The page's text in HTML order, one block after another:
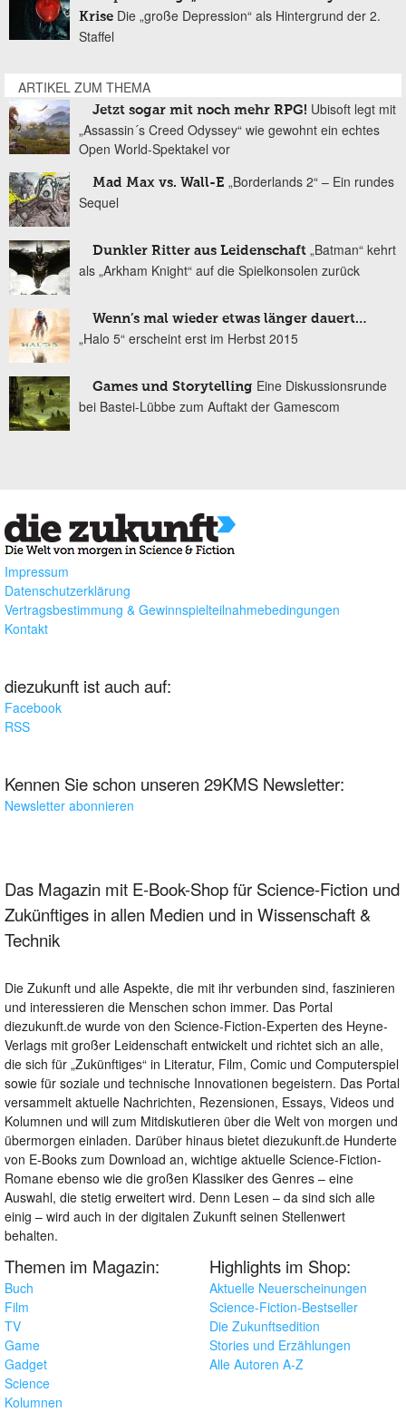
Krise Die „große Depression“ als Hintergrund der 2.
Staffel
ARTIKEL ZUM THEMA
Jetzt sogar mit noch mehr RPG! Ubisoft legt mit
„Assassin´s Creed Odyssey“ wie gewohnt ein echtes
Open World-Spektakel vor
Mad Max vs. Wall-E „Borderlands 2“ – Ein rundes
Sequel
Dunkler Ritter aus Leidenschaft „Batman“ kehrt
als „Arkham Knight“ auf die Spielkonsolen zurück
Wenn’s mal wieder etwas länger dauert…
„Halo 5“ erscheint erst im Herbst 2015
Games und Storytelling Eine Diskussionsrunde
bei Bastei-Lübbe zum Auftakt der Gamescom
Impressum
Datenschutzerklärung
Vertragsbestimmung & Gewinnspielteilnahmebedingungen
Kontakt
diezukunft ist auch auf:
Facebook
RSS
Kennen Sie schon unseren 29KMS Newsletter:
Newsletter abonnieren
Das Magazin mit E-Book-Shop für Science-Fiction und
Zukünftiges in allen Medien und in Wissenschaft &
Technik
Die Zukunft und alle Aspekte, die mit ihr verbunden sind, faszinieren
und interessieren die Menschen schon immer. Das Portal
diezukunft.de wurde von den Science-Fiction-Experten des Heyne-
Verlags mit großer Leidenschaft entwickelt und richtet sich an alle,
die sich für „Zukünftiges“ in Literatur, Film, Comic und Computerspiel
sowie für soziale und technische Innovationen begeistern. Das Portal
versammelt aktuelle Nachrichten, Rezensionen, Essays, Videos und
Kolumnen und will zum Mitdiskutieren über die Welt von morgen und
übermorgen einladen. Darüber hinaus bietet diezukunft.de Hunderte
von E-Books zum Download an, wichtige aktuelle Science-Fiction-
Romane ebenso wie die großen Klassiker des Genres – eine
Auswahl, die stetig erweitert wird. Denn Lesen – da sind sich alle
einig – wird auch in der digitalen Zukunft seinen Stellenwert
behalten.
Themen im Magazin:
Buch
Film
TV
Game
Gadget
Science
Kolumnen
Highlights im Shop:
Aktuelle Neuerscheinungen
Science-Fiction-Bestseller
Die Zukunftsedition
Stories und Erzählungen
Alle Autoren A-Z